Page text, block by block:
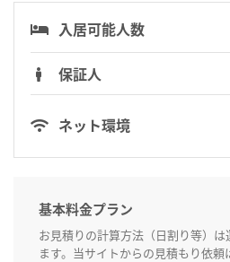
入居可能人数
保証人
ネット環境
基本料金プラン
お見積りの計算方法（日割り等）は
ます。当サイトからの見積もり依頼